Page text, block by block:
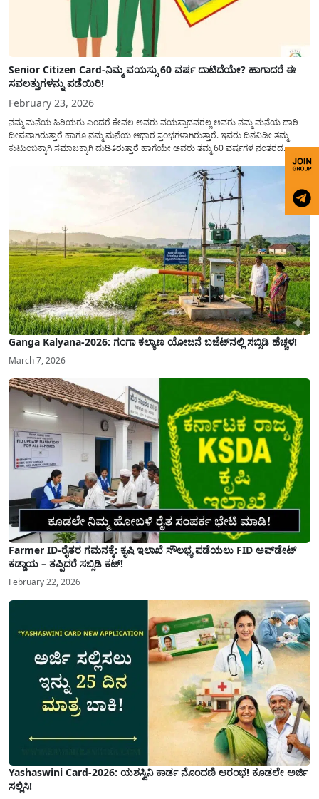
Senior Citizen Card-ನಿಮ್ಮ ವಯಸ್ಸು 60 ವರ್ಷ ದಾಟಿದೆಯೇ? ಹಾಗಾದರೆ ಈ
ಸವಲತ್ತುಗಳನ್ನು ಪಡೆಯಿರಿ!
February 23, 2026
ನಮ್ಮ ಮನೆಯ ಹಿರಿಯರು ಎಂದರೆ ಕೇವಲ ಅವರು ವಯಸ್ಸಾದವರಲ್ಲ ಅವರು ನಮ್ಮ ಮನೆಯ ದಾರಿ
ದೀಪವಾಗಿರುತ್ತಾರೆ ಹಾಗೂ ನಮ್ಮ ಮನೆಯ ಆಧಾರ ಸ್ತಂಭಗಳಾಗಿರುತ್ತಾರೆ. ಇವರು ದಿನವಿಡೀ ತಮ್ಮ
ಕುಟುಂಬಕ್ಕಾಗಿ ಸಮಾಜಕ್ಕಾಗಿ ದುಡಿತಿರುತ್ತಾರೆ ಹಾಗೆಯೇ ಅವರು ತಮ್ಮ 60 ವರ್ಷಗಳ ನಂತರದ
ಜೀವನವನ್ನು ನೆಮ್ಮದಿಯಿಂದ ಕಳೆಯಬೇಕೆಂಬುದು ಪ್ರತಿಯೊಬ್ಬರ ಕನಸಾಗಿರುತ್ತದೆ ಆದ್ದರಿಂದ ಸರ್ಕಾರವು
Ganga Kalyana-2026: ಗಂಗಾ ಕಲ್ಯಾಣ ಯೋಜನೆ ಬಜೆಟ್‌ನಲ್ಲಿ ಸಬ್ಸಿಡಿ ಹೆಚ್ಚಳ!
March 7, 2026
Farmer ID-ರೈತರ ಗಮನಕ್ಕೆ: ಕೃಷಿ ಇಲಾಖೆ ಸೌಲಭ್ಯ ಪಡೆಯಲು FID ಅಪ್‌ಡೇಟ್
ಕಡ್ಡಾಯ – ತಪ್ಪಿದರೆ ಸಬ್ಸಿಡಿ ಕಟ್!
February 22, 2026
Yashaswini Card-2026: ಯಶಸ್ವಿನಿ ಕಾರ್ಡ ನೊಂದಣಿ ಆರಂಭ! ಕೂಡಲೇ ಅರ್ಜಿ
ಸಲ್ಲಿಸಿ!